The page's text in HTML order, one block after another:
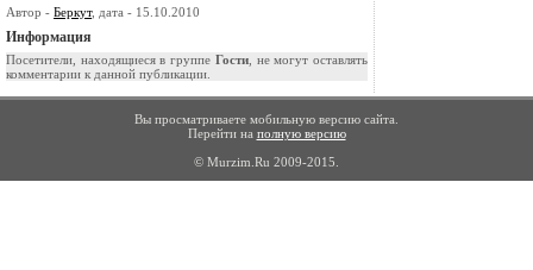
Автор - Беркут, дата - 15.10.2010
Информация
Посетители, находящиеся в группе Гости, не могут оставлять
комментарии к данной публикации.
Вы просматриваете мобильную версию сайта.
Перейти на полную версию
© Murzim.Ru 2009-2015.